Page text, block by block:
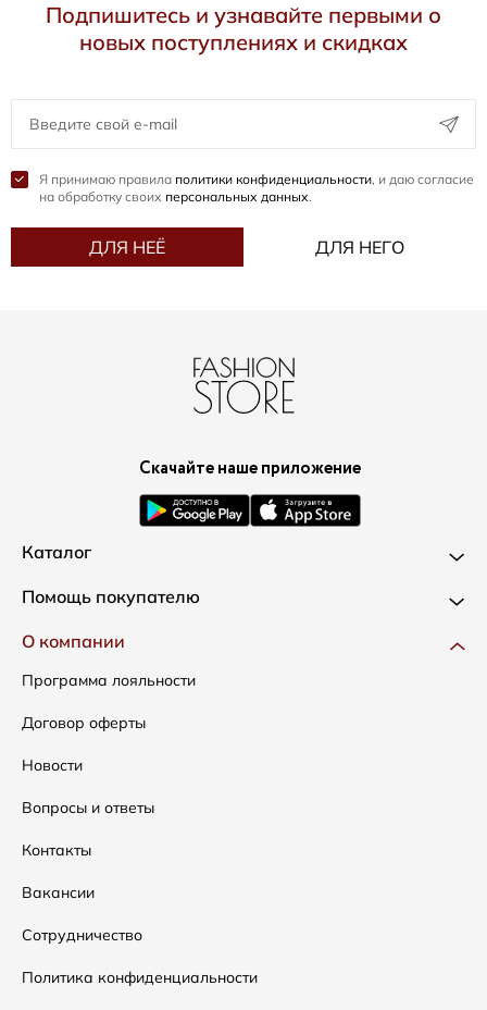
Подпишитесь и узнавайте первыми о
новых поступлениях и скидках
Я принимаю правила политики конфиденциальности, и даю согласие
на обработку своих персональных данных.
ДЛЯ НЕЁ ДЛЯ НЕГО
Скачайте наше приложение
Каталог
Новинки
Одежда
Сумки
Аксессуары
Распродажа
Подарочные сертификаты
Помощь покупателю
Доставка и оплата
Как оформить заказ
Условия возвратов
Таблица размеров
Уход за одеждой
О компании
Программа лояльности
Договор оферты
Новости
Вопросы и ответы
Контакты
Вакансии
Сотрудничество
Политика конфиденциальности